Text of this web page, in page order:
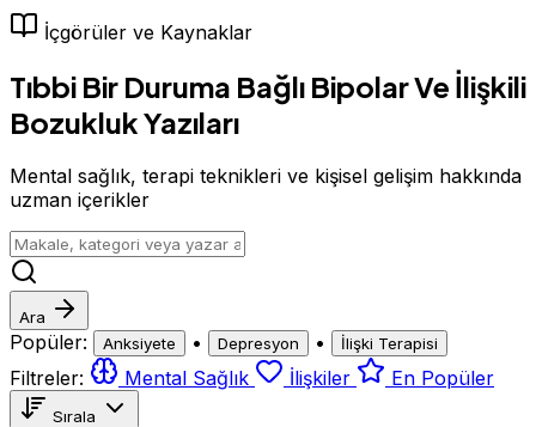
İçgörüler ve Kaynaklar
Tıbbi Bir Duruma Bağlı Bipolar Ve İlişkili
Bozukluk Yazıları
Mental sağlık, terapi teknikleri ve kişisel gelişim hakkında
uzman içerikler
Ara
Popüler: Anksiyete • Depresyon • İlişki Terapisi
Filtreler: Mental Sağlık İlişkiler En Popüler
Sırala